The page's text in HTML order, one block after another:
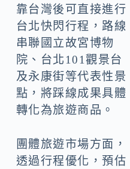
靠台灣後可直接進行
台北快閃行程，路線
串聯國立故宮博物
院、台北101觀景台
及永康街等代表性景
點，將踩線成果具體
轉化為旅遊商品。
團體旅遊市場方面，
透過行程優化，預估